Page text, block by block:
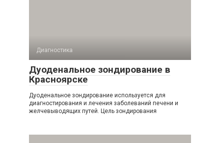
Диагностика
Дуоденальное зондирование в
Красноярске
Дуоденальное зондирование используется для
диагностирования и лечения заболеваний печени и
желчевыводящих путей. Цель зондирования